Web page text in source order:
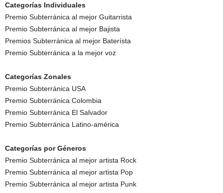
Categorías Individuales
Premio Subterránica al mejor Guitarrista
Premio Subterránica al mejor Bajista
Premios Subterránica al mejor Baterísta
Premio Subterránica a la mejor voz
Categorías Zonales
Premio Subterránica USA
Premio Subterránica Colombia
Premio Subterránica El Salvador
Premio Subterránica Latino-américa
Categorías por Géneros
Premio Subterránica al mejor artista Rock
Premio Subterránica al mejor artista Pop
Premio Subterránica al mejor artista Punk